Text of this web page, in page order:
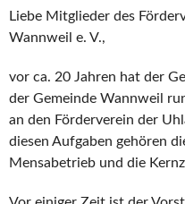
Liebe Mitglieder des
Wannweil e. V.,
vor ca. 20 Jahren hat der
der Gemeinde Wannweil
an den Förderverein der
diesen Aufgaben gehören
Mensabetrieb und die